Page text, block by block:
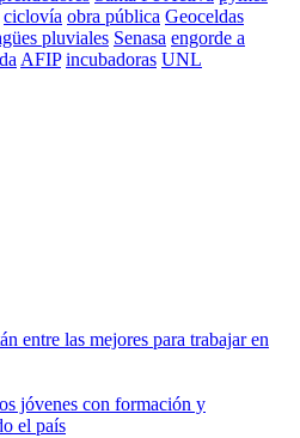
ciclovía obra pública Geoceldas
pluviales Senasa engorde a
AFIP incubadoras UNL
entre las mejores para trabajar en
jóvenes con formación y
el país